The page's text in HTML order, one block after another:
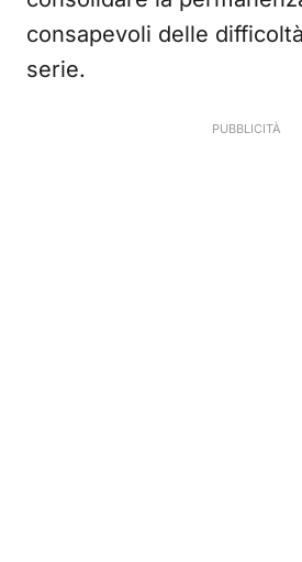
consapevoli delle
serie.